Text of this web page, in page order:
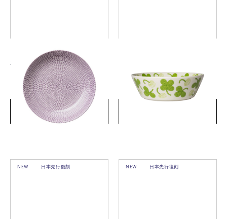
24h アベック ディーププレ
ート 24cm パープル
￥5,500 (税込)
詳細を見る
￥16,500 (税込)
NEW 日本先行復刻 NEW 日本先行復刻